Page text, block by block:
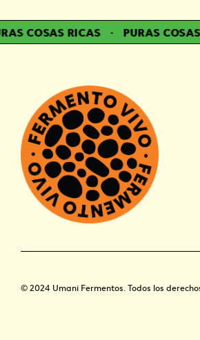
COSAS RICAS · PURAS COSAS
© 2024 Umani Fermentos. Todos los